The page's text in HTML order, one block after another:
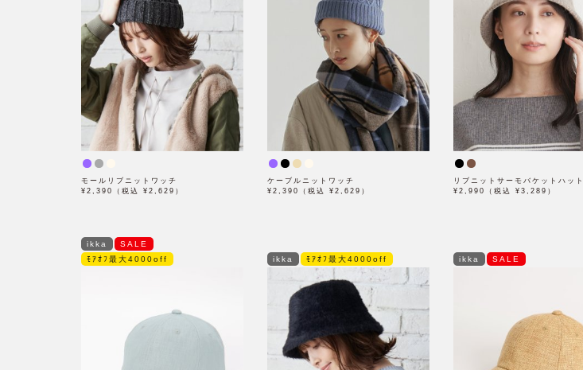
モールリブニットワッチ
¥2,390（税込 ¥2,629）
ケーブルニットワッチ
¥2,390（税込 ¥2,629）
リブニットサーモバケットハット
¥2,990（税込 ¥3,289）
ikka
SALE
ﾓｱｵﾌ最大4000off
ikka ﾓｱｵﾌ最大4000off ikka SALE